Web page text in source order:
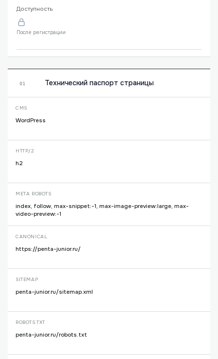
Доступность
После регистрации
01 Технический паспорт страницы
CMS
WordPress
HTTP/2
h2
META ROBOTS
index, follow, max-snippet:-1, max-image-preview:large, max-
video-preview:-1
CANONICAL
https://penta-junior.ru/
SITEMAP
penta-junior.ru/sitemap.xml
ROBOTS.TXT
penta-junior.ru/robots.txt